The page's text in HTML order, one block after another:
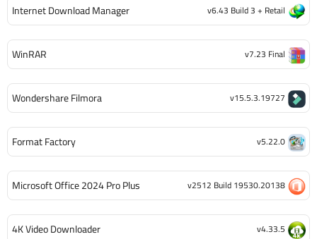
Internet Download Manager v6.43 Build 3 + Retail
WinRAR v7.23 Final
Wondershare Filmora v15.5.3.19727
Format Factory v5.22.0
Microsoft Office 2024 Pro Plus v2512 Build 19530.20138
4K Video Downloader v4.33.5